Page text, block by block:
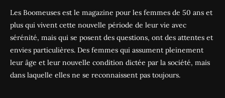
Les Boomeuses est le magazine pour les femmes de 50 ans et
plus qui vivent cette nouvelle période de leur vie avec
sérénité, mais qui se posent des questions, ont des attentes et
envies particulières. Des femmes qui assument pleinement
leur âge et leur nouvelle condition dictée par la société, mais
dans laquelle elles ne se reconnaissent pas toujours.